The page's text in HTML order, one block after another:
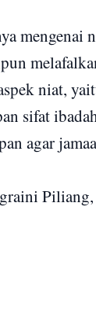
mengenai
niat,
sifat
agar